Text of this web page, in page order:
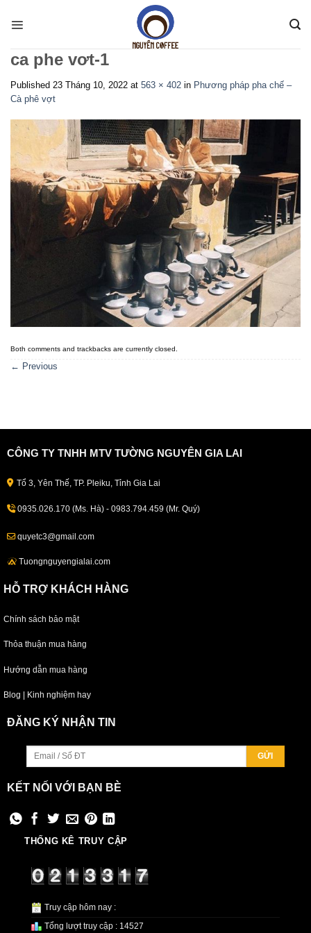
ca phe vơt-1
Published 23 Tháng 10, 2022 at 563 × 402 in Phương pháp pha chế –
Cà phê vợt
Both comments and trackbacks are currently closed.
← Previous
CÔNG TY TNHH MTV TƯỜNG NGUYÊN GIA LAI
Tổ 3, Yên Thế, TP. Pleiku, Tỉnh Gia Lai
0935.026.170 (Ms. Hà) - 0983.794.459 (Mr. Quý)
quyetc3@gmail.com
Tuongnguyengialai.com
HỖ TRỢ KHÁCH HÀNG
Chính sách bảo mật
Thỏa thuận mua hàng
Hướng dẫn mua hàng
Blog | Kinh nghiệm hay
ĐĂNG KÝ NHẬN TIN
KẾT NỐI VỚI BẠN BÈ
THỐNG KÊ TRUY CẬP
Truy cập hôm nay :
Tổng lượt truy cập : 14527